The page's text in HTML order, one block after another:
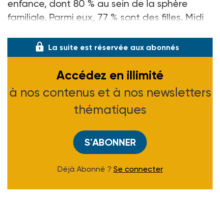
enfance, dont 80 % au sein de la sphère
familiale. Parmi eux, 77 % sont des filles. Midi
La suite est réservée aux abonnés
Accédez en illimité
à nos contenus et à nos newsletters
thématiques
S'ABONNER
Déjà Abonné ? Se connecter